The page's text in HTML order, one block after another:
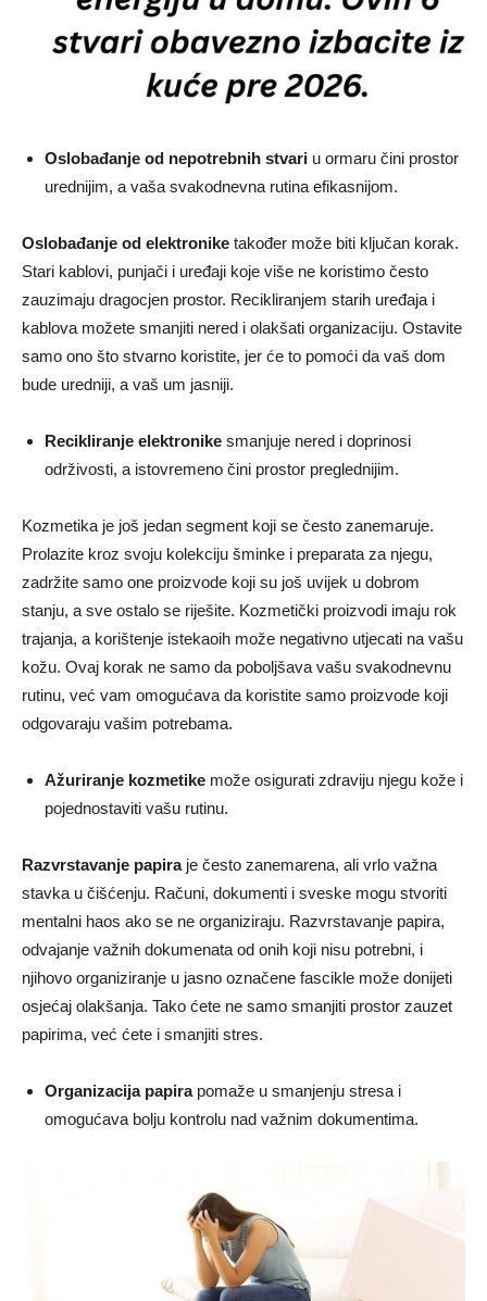
Oslobađanje od nepotrebnih stvari u ormaru čini prostor
urednijim, a vaša svakodnevna rutina efikasnijom.
Oslobađanje od elektronike također može biti ključan korak.
Stari kablovi, punjači i uređaji koje više ne koristimo često
zauzimaju dragocjen prostor. Recikliranjem starih uređaja i
kablova možete smanjiti nered i olakšati organizaciju. Ostavite
samo ono što stvarno koristite, jer će to pomoći da vaš dom
bude uredniji, a vaš um jasniji.
Recikliranje elektronike smanjuje nered i doprinosi
održivosti, a istovremeno čini prostor preglednijim.
Kozmetika je još jedan segment koji se često zanemaruje.
Prolazite kroz svoju kolekciju šminke i preparata za njegu,
zadržite samo one proizvode koji su još uvijek u dobrom
stanju, a sve ostalo se riješite. Kozmetički proizvodi imaju rok
trajanja, a korištenje istekaoih može negativno utjecati na vašu
kožu. Ovaj korak ne samo da poboljšava vašu svakodnevnu
rutinu, već vam omogućava da koristite samo proizvode koji
odgovaraju vašim potrebama.
Ažuriranje kozmetike može osigurati zdraviju njegu kože i
pojednostaviti vašu rutinu.
Razvrstavanje papiraje često zanemarena, ali vrlo važna
stavka u čišćenju. Računi, dokumenti i sveske mogu stvoriti
mentalni haos ako se ne organiziraju. Razvrstavanje papira,
odvajanje važnih dokumenata od onih koji nisu potrebni, i
njihovo organiziranje u jasno označene fascikle može donijeti
osjećaj olakšanja. Tako ćete ne samo smanjiti prostor zauzet
papirima, već ćete i smanjiti stres.
Organizacija papirapomaže u smanjenju stresa i
omogućava bolju kontrolu nad važnim dokumentima.